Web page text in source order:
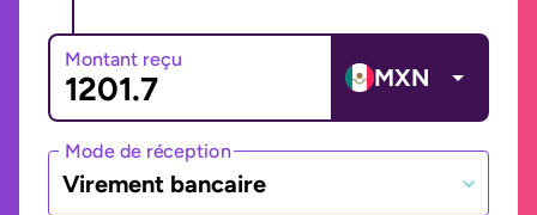
Montant reçu
MXN
Mode de réception
Virement bancaire